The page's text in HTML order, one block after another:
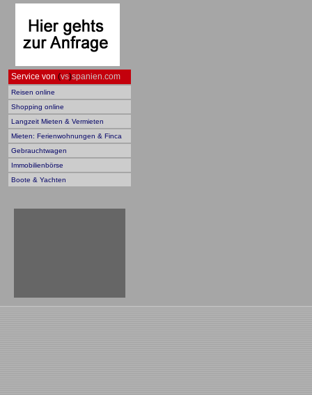
Service von (vs)spanien.com
Reisen online
Shopping online
Langzeit Mieten & Vermieten
Mieten: Ferienwohnungen & Finca
Gebrauchtwagen
Immobilienbörse
Boote & Yachten